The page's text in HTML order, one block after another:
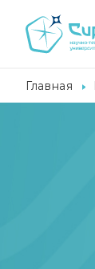
Главная